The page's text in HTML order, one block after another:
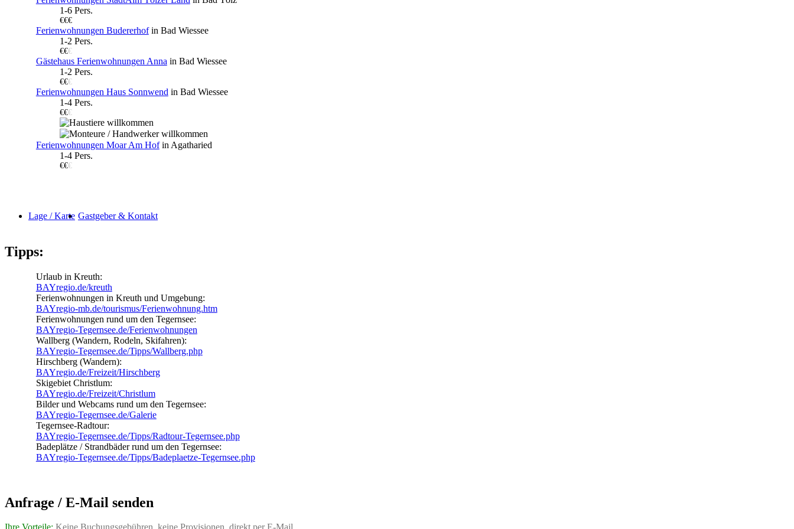
1-6 Pers.
€€€
Ferienwohnungen Budererhofin Bad Wiessee
1-2 Pers.
€€€
Gästehaus Ferienwohnungen Anna in Bad Wiessee
1-2 Pers.
€€€
Ferienwohnungen Haus Sonnwend in Bad Wiessee
1-4 Pers.
€€€
Ferienwohnungen Moar Am Hofin Agatharied
1-4 Pers.
€€€
Lage / Karte Gastgeber & Kontakt
Tipps:
Urlaub in Kreuth:
BAYregio.de/kreuth
Ferienwohnungen in Kreuth und Umgebung:
BAYregio-mb.de/tourismus/Ferienwohnung.htm
Ferienwohnungen rund um den Tegernsee:
BAYregio-Tegernsee.de/Ferienwohnungen
Wallberg (Wandern, Rodeln, Skifahren):
BAYregio-Tegernsee.de/Tipps/Wallberg.php
Hirschberg (Wandern):
BAYregio.de/Freizeit/Hirschberg
Skigebiet Christlum:
BAYregio.de/Freizeit/Christlum
Bilder und Webcams rund um den Tegernsee:
BAYregio-Tegernsee.de/Galerie
Tegernsee-Radtour:
BAYregio-Tegernsee.de/Tipps/Radtour-Tegernsee.php
Badeplätze / Strandbäder rund um den Tegernsee:
BAYregio-Tegernsee.de/Tipps/Badeplaetze-Tegernsee.php
Anfrage / E-Mail senden